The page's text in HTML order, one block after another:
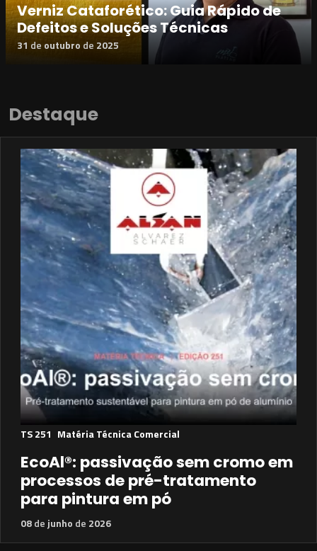
Verniz Cataforético: Guia Rápido de
Defeitos e Soluções Técnicas
31 de outubro de 2025
Destaque
TS 251 Matéria Técnica Comercial
EcoAl®: passivação sem cromo em
processos de pré-tratamento
para pintura em pó
08de junho de 2026